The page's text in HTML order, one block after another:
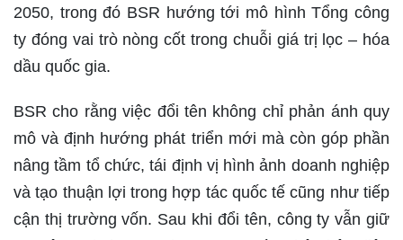
2050, trong đó BSR hướng tới mô hình Tổng công
ty đóng vai trò nòng cốt trong chuỗi giá trị lọc – hóa
dầu quốc gia.
BSR cho rằng việc đổi tên không chỉ phản ánh quy
mô và định hướng phát triển mới mà còn góp phần
nâng tầm tổ chức, tái định vị hình ảnh doanh nghiệp
và tạo thuận lợi trong hợp tác quốc tế cũng như tiếp
cận thị trường vốn. Sau khi đổi tên, công ty vẫn giữ